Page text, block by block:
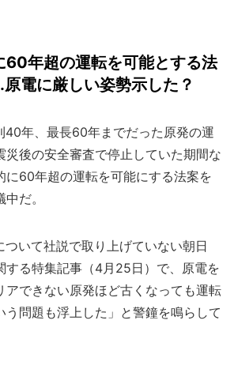
60年超の運転を可能とする法
電に厳しい姿勢示した？
年、最長60年までだった原発の運
災後の安全審査で停止していた期間な
に60年超の運転を可能にする法案を
だ。
いて社説で取り上げていない朝日
する特集記事（4月25日）で、原電を
アできない原発ほど古くなっても運転
う問題も浮上した」と警鐘を鳴らして